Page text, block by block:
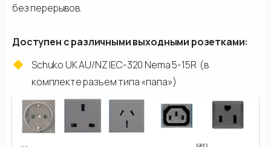
без перерывов.
Доступен с различными выходными розетками:
Schuko UK AU/NZ IEC-320 Nema 5-15R (в
комплекте разъем типа «папа»)